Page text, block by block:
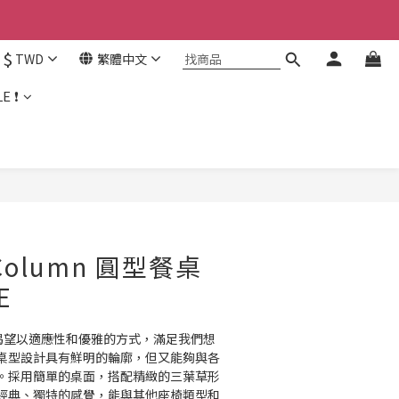
$ TWD 繁體中文
❗
圓型餐桌
以適應性和優雅的方式，滿足我們想
型設計具有鮮明的輪廓，但又能夠與各
採用簡單的桌面，搭配精緻的三葉草形
典、獨特的感覺，能與其他座椅類型和